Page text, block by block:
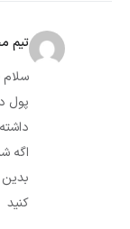
تیم
سلام
پول
اگه
بدین
کنید